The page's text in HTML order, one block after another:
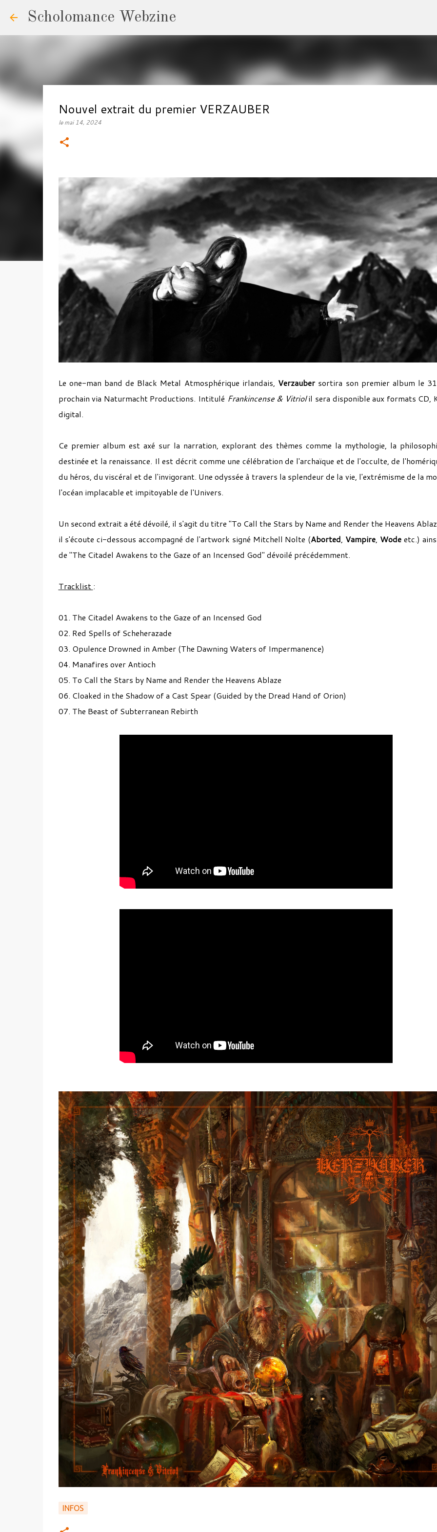
Scholomance Webzine
Nouvel extrait du premier VERZAUBER
lemai 14, 2024
Le one-man band de Black Metal Atmosphérique irlandais, Verzauber sortira son premier album le
prochain via Naturmacht Productions. Intitulé Frankincense & Vitriolil sera disponible aux formats CD,
digital.
Ce premier album est axé sur la narration, explorant des thèmes comme la mythologie, la
destinée et la renaissance. Il est décrit comme une célébration de l'archaïque et de l'occulte, de
du héros, du viscéral et de l'invigorant. Une odyssée à travers la splendeur de la vie, l'extrémisme de la
l'océan implacable et impitoyable de l'Univers.
Un second extrait a été dévoilé, il s'agit du titre "To Call the Stars by Name and Render the Heavens
il s'écoute ci-dessous accompagné de l'artwork signé Mitchell Nolte (Aborted, Vampire, Wode etc.)
de "The Citadel Awakens to the Gaze of an Incensed God" dévoilé précédemment.
Tracklist :
01. The Citadel Awakens to the Gaze of an Incensed God
02. Red Spells of Scheherazade
03. Opulence Drowned in Amber (The Dawning Waters of Impermanence)
04. Manafires over Antioch
05. To Call the Stars by Name and Render the Heavens Ablaze
06. Cloaked in the Shadow of a Cast Spear (Guided by the Dread Hand of Orion)
07. The Beast of Subterranean Rebirth
INFOS